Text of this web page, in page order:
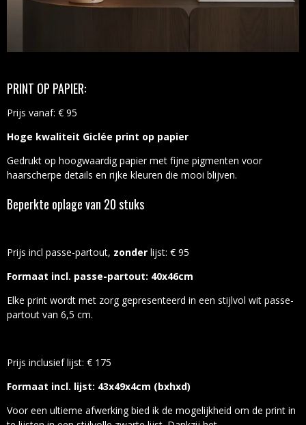
PRINT OP PAPIER:
Prijs vanaf: € 95
Hoge kwaliteit Giclée print op papier
Gedrukt op hoogwaardig papier met fijne pigmenten voor
haarscherpe details en rijke kleuren die mooi blijven.
Beperkte oplage van 20 stuks
Prijs incl passe-partout, zonder lijst: € 95
Formaat incl. passe-partout: 40x46cm
Elke print wordt met zorg gepresenteerd in een stijlvol wit passe-
partout van 6,5 cm.
Prijs inclusief lijst: € 175
Formaat incl. lijst: 43x49x4cm (bxhxd)
Voor een ultieme afwerking bied ik de mogelijkheid om de print in